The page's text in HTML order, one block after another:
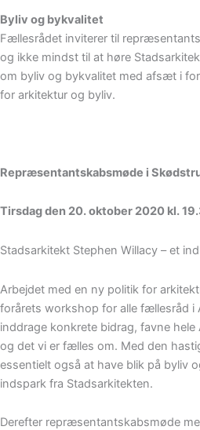
Byliv og bykvalitet
Fællesrådet inviterer til
og ikke mindst til at høre
om byliv og bykvalitet med afsæt i
for arkitektur og byliv.
Repræsentantskabsmøde i
Tirsdag den 20. oktober 2020 kl.
Stadsarkitekt Stephen Willacy – et
Arbejdet med en ny politik for
forårets workshop for alle fællesråd i
inddrage konkrete bidrag, favne
og det vi er fælles om. Med den
essentielt også at have blik på byliv
indspark fra Stadsarkitekten.
Derefter repræsentantskabsmøde